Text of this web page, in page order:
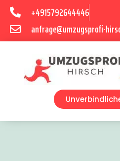
+4915792644446
anfrage@umzugsprofi-